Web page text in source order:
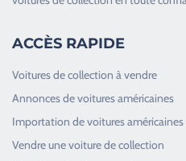
ACCÈS RAPIDE
Voitures de collection à vendre
Annonces de voitures américaines
Importation de voitures américaines
Vendre une voiture de collection